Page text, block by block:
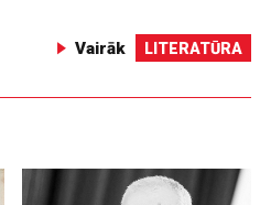
Vairāk LITERATŪRA